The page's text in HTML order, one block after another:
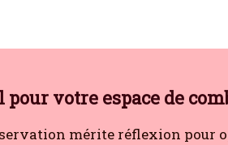
votre espace de
mérite réflexion pour